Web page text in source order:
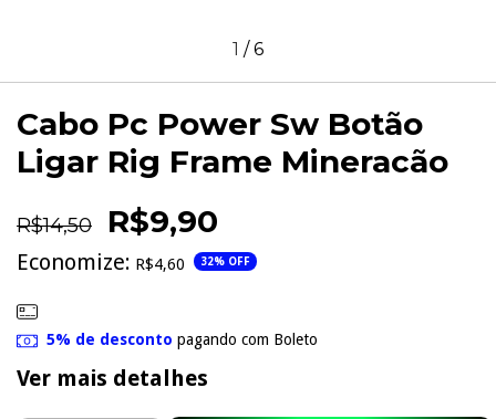
1 /6
Cabo Pc Power Sw Botão
Ligar Rig Frame Mineracão
R$14,50 R$9,90
Economize: R$4,60 32% OFF
5% de desconto pagando com Boleto
Ver mais detalhes